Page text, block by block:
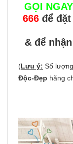
GỌI
666 để đặt
& để
(Lưu ý: Số
Độc-Đẹp hãng